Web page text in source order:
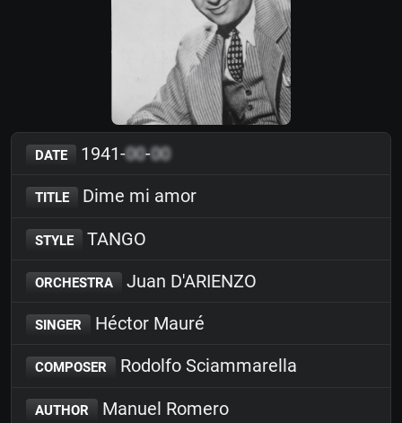
DATE 1941-00-00
TITLE Dime mi amor
STYLE TANGO
ORCHESTRA Juan D'ARIENZO
SINGER Héctor Mauré
COMPOSER Rodolfo Sciammarella
AUTHOR Manuel Romero